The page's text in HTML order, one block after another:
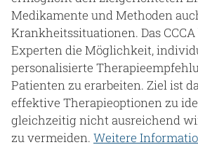
Medikamente und Methoden
Krankheitssituationen. Das
Experten die Möglichkeit,
personalisierte
Patienten zu erarbeiten. Ziel ist
effektive Therapieoptionen zu
gleichzeitig nicht ausreichend
zu vermeiden. Weitere